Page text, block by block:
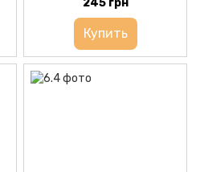
245 грн
Купить